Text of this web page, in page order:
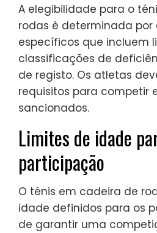
A elegibilidade para o
rodas é determinada por
específicos que incluem
classificações de
de registo. Os atletas
requisitos para competir
sancionados.
Limites de idade
participação
O ténis em cadeira de
idade definidos para os
de garantir uma